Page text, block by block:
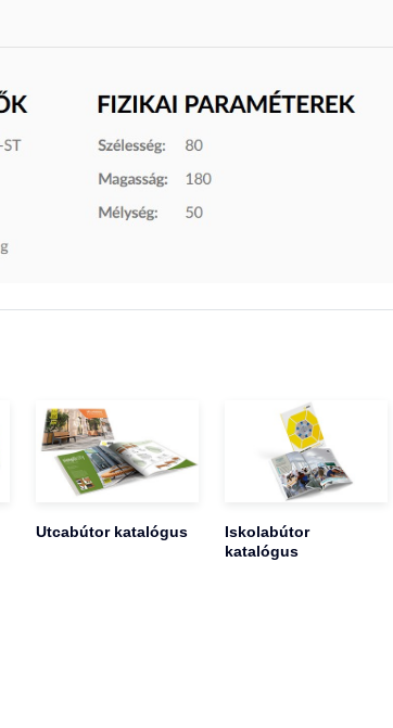
Utcabútor katalógus
Iskolabútor
katalógus